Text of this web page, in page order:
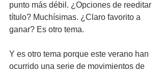
punto más débil. ¿Opciones de reeditar
título? Muchísimas. ¿Claro favorito a
ganar? Es otro tema.
Y es otro tema porque este verano han
ocurrido una serie de movimientos de